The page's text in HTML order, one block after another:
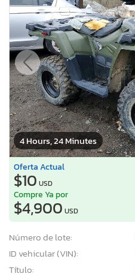
4 Hours, 24 Minutes
Oferta Actual
$10 USD
Compre Ya por
$4,900 USD
Número de lote:
ID vehicular (VIN):
Título: